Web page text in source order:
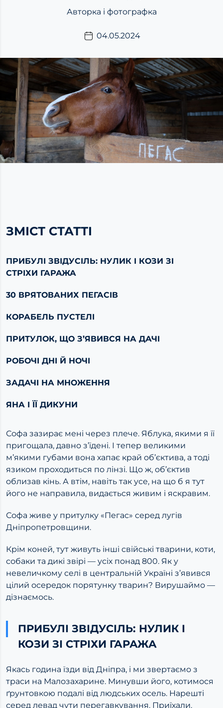
Авторка і фотографка
04.05.2024
Софа зазирає мені через плече. Яблука, якими я її
пригощала, давно з’їдені. І тепер великими
м’якими губами вона хапає край об’єктива, а тоді
язиком проходиться по лінзі. Що ж, об’єктив
облизав кінь. А втім, навіть так усе, на що б я тут
його не направила, видається живим і яскравим.
Софа живе у притулку «Пегас» серед лугів
Дніпропетровщини.
Крім коней, тут живуть інші свійські тварини, коти,
собаки та дикі звірі — усіх понад 800. Як у
невеличкому селі в центральній Україні з’явився
цілий осередок порятунку тварин? Вирушаймо —
дізнаємось.
ПРИБУЛІ ЗВІДУСІЛЬ: НУЛИК І
КОЗИ ЗІ СТРІХИ ГАРАЖА
Якась година їзди від Дніпра, і ми звертаємо з
траси на Малозахарине. Минувши його, котимося
ґрунтовкою подалі від людських осель. Нарешті
серед левад чути перегавкування. Приїхали.
ЗМІСТ СТАТТІ
ПРИБУЛІ ЗВІДУСІЛЬ: НУЛИК І КОЗИ ЗІ
СТРІХИ ГАРАЖА
30 ВРЯТОВАНИХ ПЕГАСІВ
КОРАБЕЛЬ ПУСТЕЛІ
ПРИТУЛОК, ЩО З’ЯВИВСЯ НА ДАЧІ
РОБОЧІ ДНІ Й НОЧІ
ЗАДАЧІ НА МНОЖЕННЯ
ЯНА І ЇЇ ДИКУНИ